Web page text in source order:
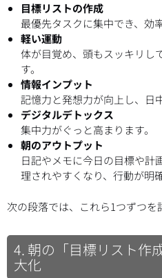
目標リストの作成
最優先タスクに集中でき、効
軽い運動
体が目覚め、頭もスッキリし
す。
情報インプット
記憶力と発想力が向上し、日
デジタルデトックス
集中力がぐっと高まります。
朝のアウトプット
日記やメモに今日の目標や計
理されやすくなり、行動が明
次の段落では、これら1つずつを
4. 朝の「目標リスト作
大化